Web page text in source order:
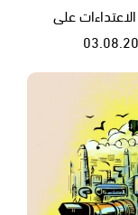
على